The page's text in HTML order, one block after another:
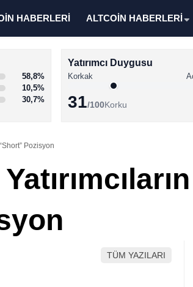
HABERLERİ ALTCOİN HABERLERİ
58,8%
10,5%
30,7%
Yatırımcı Duygusu
Korkak
31/100Korku
Pozisyon
TÜM YAZILARI